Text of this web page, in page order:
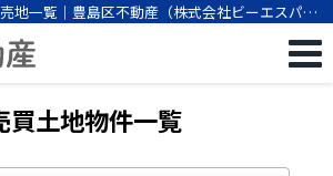
地一覧｜豊島区不動産（株式会社ビーエスパー
買土地物件一覧